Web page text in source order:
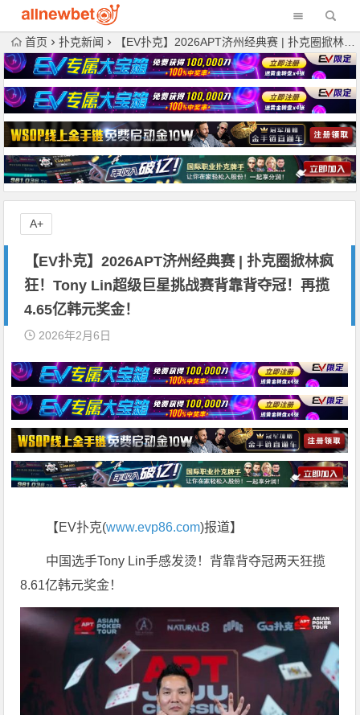
首页 扑克新闻 【EV扑克】2026APT济州经典赛 | 扑克圈掀林疯狂！Tony Lin超级巨星挑战赛背靠背夺冠！再揽4.65亿韩元奖金！
【EV扑克】2026APT济州经典赛 | 扑克圈掀林疯
狂！Tony Lin超级巨星挑战赛背靠背夺冠！再揽
4.65亿韩元奖金！
2026年2月6日
【EV扑克(www.evp86.com)报道】
中国选手Tony Lin手感发烫！背靠背夺冠两天狂揽
8.61亿韩元奖金！
A+